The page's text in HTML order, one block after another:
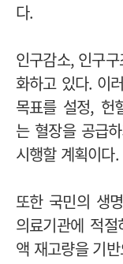
다.
인구감소, 인구
화하고 있다. 이
목표를 설정, 헌
는 혈장을 공급
시행할 계획이다.
또한 국민의 생
의료기관에 적
액 재고량을 기